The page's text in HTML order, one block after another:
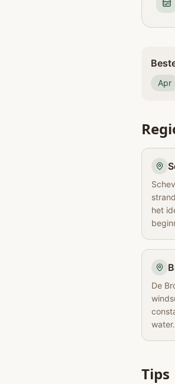
Apr
het
De
water.
Tips